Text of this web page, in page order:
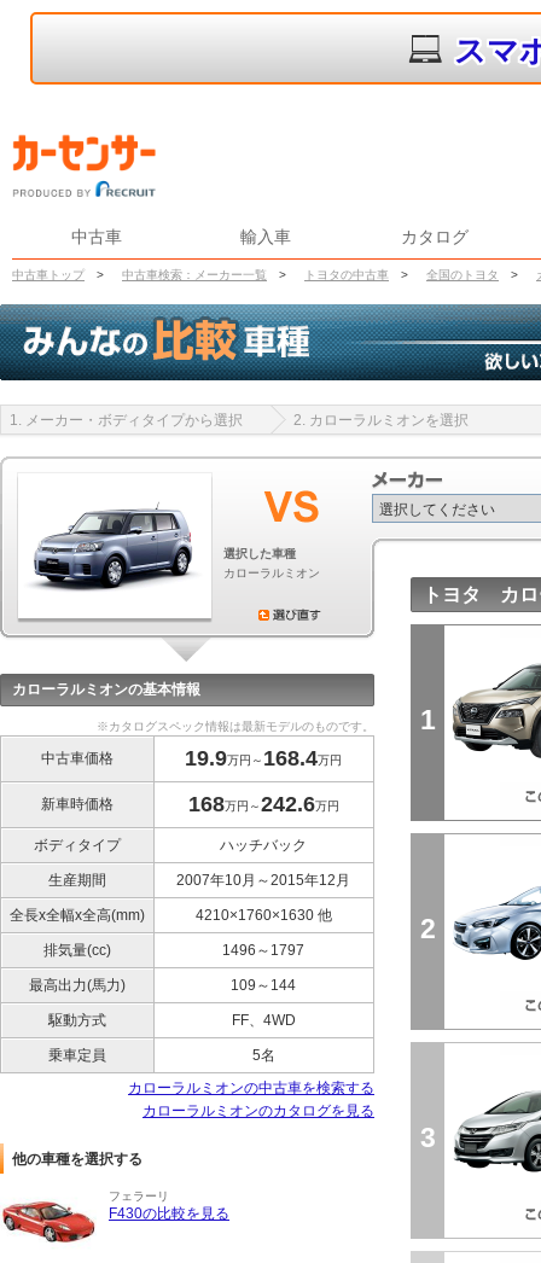
スマ
中古車 輸入車 カタログ
中古車トップ > 中古車検索：メーカー一覧 > トヨタの中古車 > 全国のトヨタ >
1. メーカー・ボディタイプから選択 2. カローラルミオンを選択
選択した車種
カローラルミオン
カローラルミオンの基本情報
※カタログスペック情報は最新モデルのものです。
中古車価格 19.9万円～ 168.4万円
新車時価格 168万円～242.6万円
ボディタイプ ハッチバック
生産期間 2007年10月～2015年12月
全長x全幅x全高(mm) 4210×1760×1630 他
排気量(cc) 1496～1797
最高出力(馬力) 109～144
駆動方式 FF、4WD
乗車定員
5名
カローラルミオンの中古車を検索する
カローラルミオンのカタログを見る
他の車種を選択する
フェラーリ
F430の比較を見る
トヨタ カロ
1
2
3